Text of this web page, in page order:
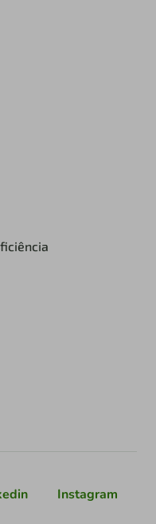
Instagram